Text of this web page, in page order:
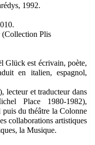
1992.
(Collection Plis
Glück est écrivain, poète,
en italien, espagnol,
lecteur et traducteur dans
Place 1980-1982),
du théâtre la Colonne
collaborations artistiques
la Musique.